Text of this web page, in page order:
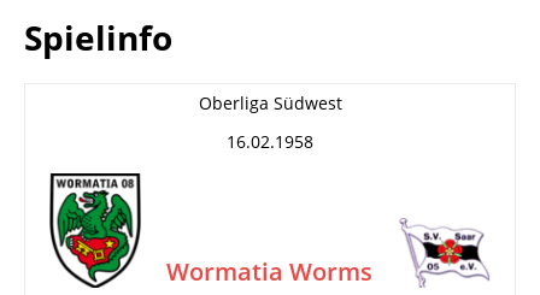
Spielinfo
Oberliga Südwest
16.02.1958
Wormatia Worms